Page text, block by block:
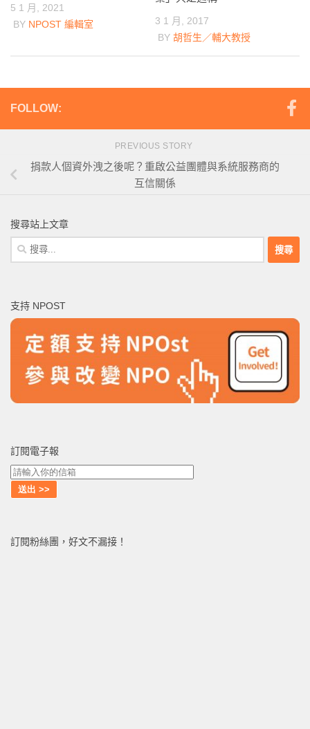
5 1 月, 2021
BY NPOST 編輯室
3 1 月, 2017
BY 胡哲生／輔大教授
FOLLOW:
PREVIOUS STORY
捐款人個資外洩之後呢？重啟公益團體與系統服務商的
互信關係
搜尋站上文章
搜
尋
字:
支持 NPOST
訂閱電子報
訂閱粉絲團，好文不漏接！